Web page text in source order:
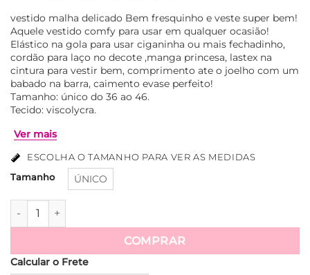
vestido malha delicado Bem fresquinho e veste super bem!
Aquele vestido comfy para usar em qualquer ocasião!
Elástico na gola para usar ciganinha ou mais fechadinho,
cordão para laço no decote ,manga princesa, lastex na
cintura para vestir bem, comprimento ate o joelho com um
babado na barra, caimento evase perfeito!
Tamanho: único do 36 ao 46.
Tecido: viscolycra.
Ver mais
ESCOLHA O TAMANHO PARA VER AS MEDIDAS
Tamanho ÚNICO
Vestido Malha Lastex na Cintura Naiara - Areia Com Azul
COMPRAR
Calcular o Frete